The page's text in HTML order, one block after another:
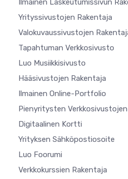
Ilmainen Laskeutumissivun
Yrityssivustojen Rakentaja
Valokuvaussivustojen
Tapahtuman Verkkosivusto
Luo Musiikkisivusto
Hääsivustojen Rakentaja
Ilmainen Online-Portfolio
Pienyritysten
Digitaalinen Kortti
Yrityksen Sähköpostiosoite
Luo Foorumi
Verkkokurssien Rakentaja